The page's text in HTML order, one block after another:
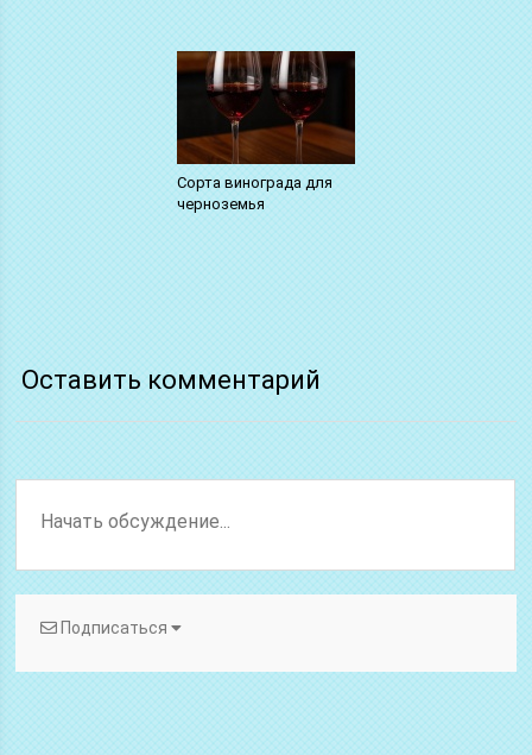
Сорта винограда для
черноземья
Оставить комментарий
Подписаться